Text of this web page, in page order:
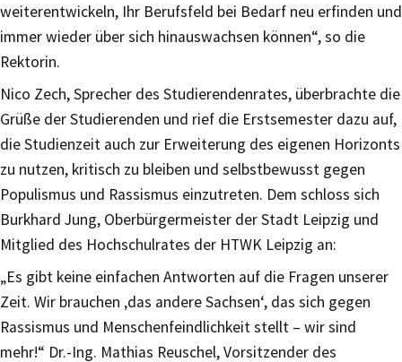
weiterentwickeln, Ihr Berufsfeld bei Bedarf neu erfinden und
immer wieder über sich hinauswachsen können“, so die
Rektorin.
Nico Zech, Sprecher des Studierendenrates, überbrachte die
Grüße der Studierenden und rief die Erstsemester dazu auf,
die Studienzeit auch zur Erweiterung des eigenen Horizonts
zu nutzen, kritisch zu bleiben und selbstbewusst gegen
Populismus und Rassismus einzutreten. Dem schloss sich
Burkhard Jung, Oberbürgermeister der Stadt Leipzig und
Mitglied des Hochschulrates der HTWK Leipzig an:
„Es gibt keine einfachen Antworten auf die Fragen unserer
Zeit. Wir brauchen ‚das andere Sachsen‘, das sich gegen
Rassismus und Menschenfeindlichkeit stellt – wir sind
mehr!“ Dr.-Ing. Mathias Reuschel, Vorsitzender des